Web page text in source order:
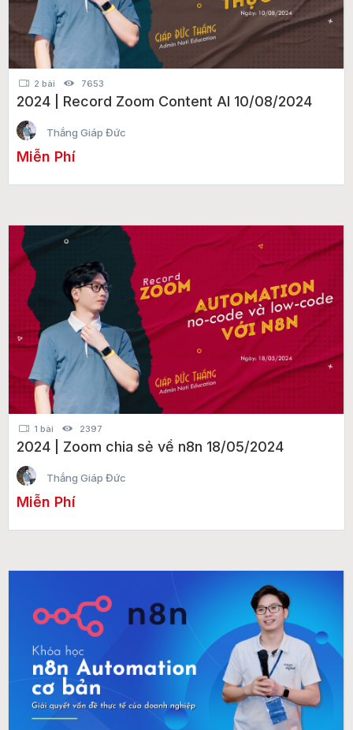
2 bài 7653
2024 | Record Zoom Content AI 10/08/2024
Thắng Giáp Đức
Miễn Phí
1 bài 2397
2024 | Zoom chia sẻ về n8n 18/05/2024
Thắng Giáp Đức
Miễn Phí